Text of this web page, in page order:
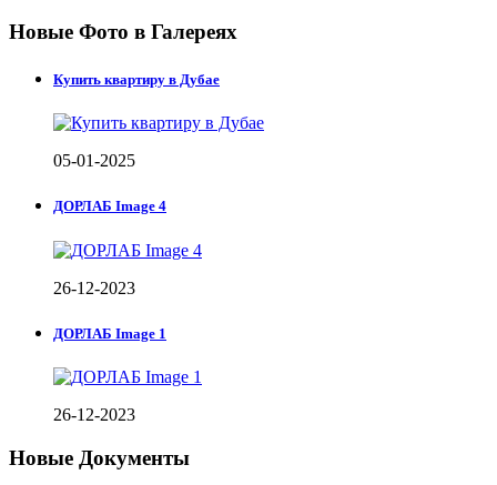
Новые Фото в Галереях
Купить квартиру в Дубае
05-01-2025
ДОРЛАБ Image 4
26-12-2023
ДОРЛАБ Image 1
26-12-2023
Новые Документы